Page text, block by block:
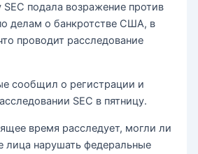
SEC подала возражение против
делам о банкротстве США, в
проводит расследование
сообщил о регистрации и
SEC в пятницу.
время расследует, могли ли
лица нарушать федеральные